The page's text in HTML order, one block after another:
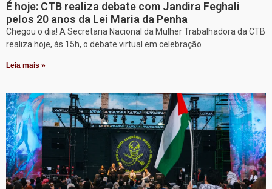
É hoje: CTB realiza debate com Jandira Feghali
pelos 20 anos da Lei Maria da Penha
Chegou o dia! A Secretaria Nacional da Mulher Trabalhadora da CTB
realiza hoje, às 15h, o debate virtual em celebração
Leia mais »